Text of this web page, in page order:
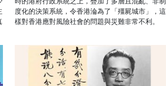
度化的決策系統，令香港淪為了「殭屍城市」，這
樣對香港應對風險社會的問題與災難非常不利。